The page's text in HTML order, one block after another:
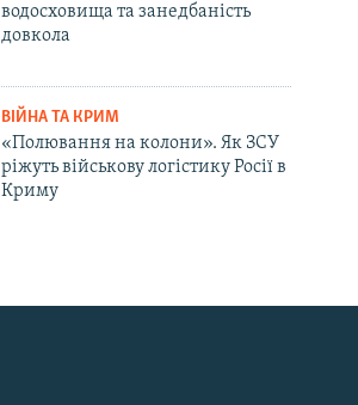
водосховища та занедбаність
довкола
ВІЙНА ТА КРИМ
«Полювання на колони». Як ЗСУ
ріжуть військову логістику Росії в
Криму